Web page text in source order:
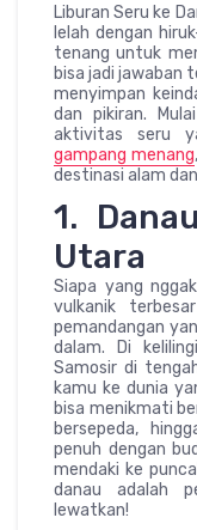
Liburan Seru ke
lelah dengan
tenang untuk
bisa jadi jawaban
menyimpan
dan pikiran.
aktivitas seru
gampang menang
destinasi alam
1.
Utara
Siapa yang
vulkanik
pemandangan
dalam. Di
Samosir di
kamu ke dunia
bisa menikmati
bersepeda,
penuh dengan
mendaki ke
danau adalah
lewatkan!